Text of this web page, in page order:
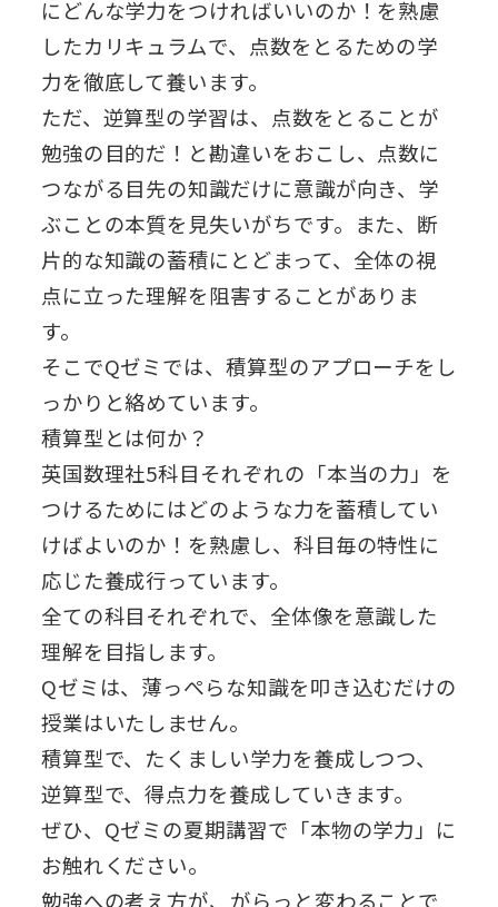
にどんな学力をつければいいのか！を熟慮
したカリキュラムで、点数をとるための学
力を徹底して養います。
ただ、逆算型の学習は、点数をとることが
勉強の目的だ！と勘違いをおこし、点数に
つながる目先の知識だけに意識が向き、学
ぶことの本質を見失いがちです。また、断
片的な知識の蓄積にとどまって、全体の視
点に立った理解を阻害することがありま
す。
そこでQゼミでは、積算型のアプローチをし
っかりと絡めています。
積算型とは何か？
英国数理社5科目それぞれの「本当の力」を
つけるためにはどのような力を蓄積してい
けばよいのか！を熟慮し、科目毎の特性に
応じた養成行っています。
全ての科目それぞれで、全体像を意識した
理解を目指します。
Qゼミは、薄っぺらな知識を叩き込むだけの
授業はいたしません。
積算型で、たくましい学力を養成しつつ、
逆算型で、得点力を養成していきます。
ぜひ、Qゼミの夏期講習で「本物の学力」に
お触れください。
勉強への考え方が、がらっと変わることで